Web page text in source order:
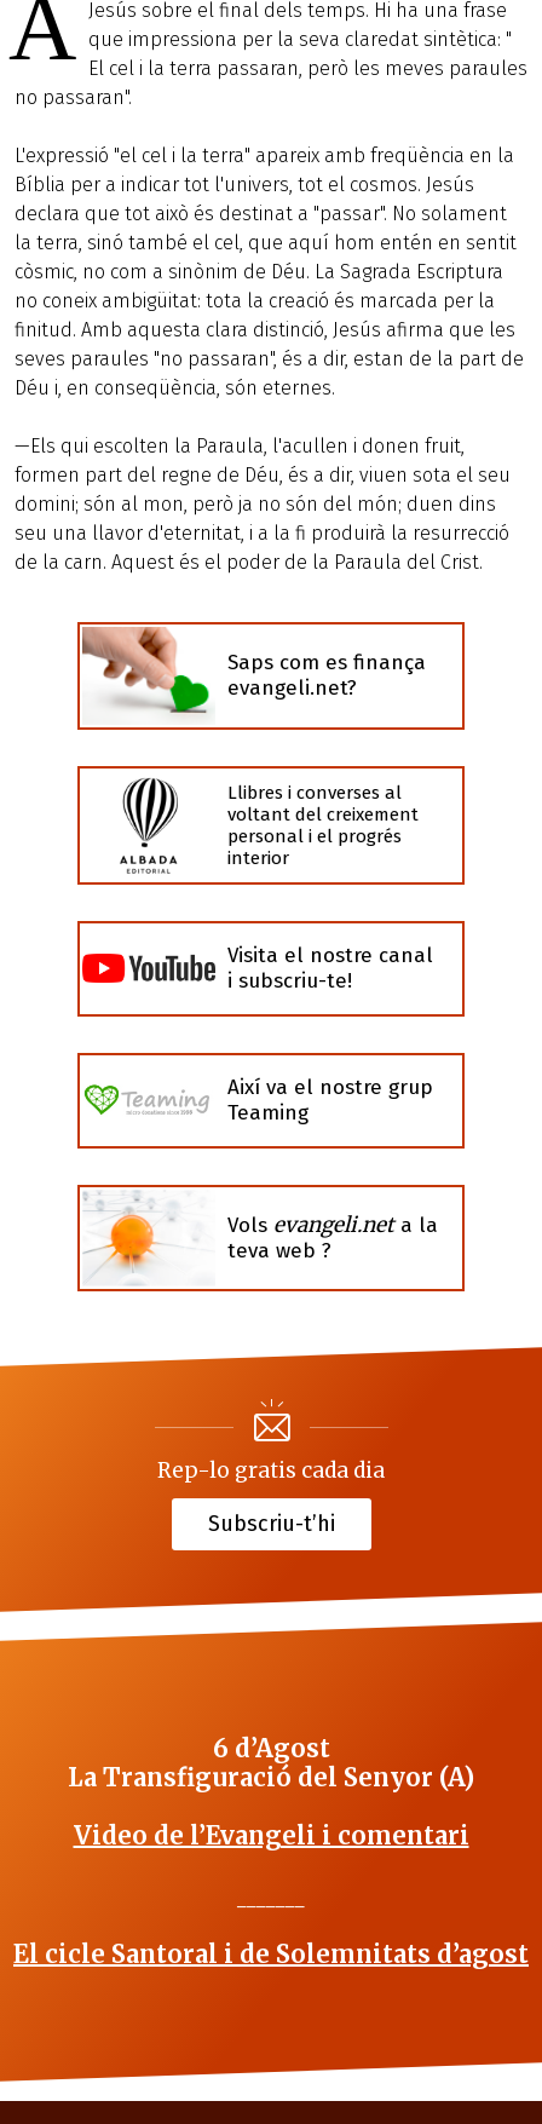
A Jesús sobre el final dels temps. Hi ha una frase
que impressiona per la seva claredat sintètica: "
El cel i la terra passaran, però les meves paraules
no passaran".
L'expressió "el cel i la terra" apareix amb freqüència en la
Bíblia per a indicar tot l'univers, tot el cosmos. Jesús
declara que tot això és destinat a "passar". No solament
la terra, sinó també el cel, que aquí hom entén en sentit
còsmic, no com a sinònim de Déu. La Sagrada Escriptura
no coneix ambigüitat: tota la creació és marcada per la
finitud. Amb aquesta clara distinció, Jesús afirma que les
seves paraules "no passaran", és a dir, estan de la part de
Déu i, en conseqüència, són eternes.
—Els qui escolten la Paraula, l'acullen i donen fruit,
formen part del regne de Déu, és a dir, viuen sota el seu
domini; són al mon, però ja no són del món; duen dins
seu una llavor d'eternitat, i a la fi produirà la resurrecció
de la carn. Aquest és el poder de la Paraula del Crist.
Saps com es finança
evangeli.net?
Llibres i converses al
voltant del creixement
personal i el progrés
interior
Visita el nostre canal
i subscriu-te!
Així va el nostre grup
Teaming
Vols evangeli.neta la
teva web ?
Rep-lo gratis cada dia
Subscriu-t’hi
6 d’Agost
La Transfiguració del Senyor (A)
Video de l’Evangeli i comentari
El cicle Santoral i de Solemnitats d’agost